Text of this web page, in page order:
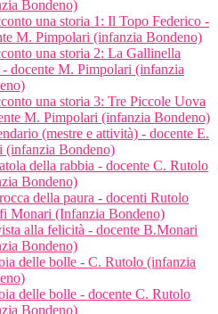
Bondeno)
una storia 1: Il Topo Federico -
M. Pimpolari (infanzia Bondeno)
una storia 2: La Gallinella
- docente M. Pimpolari (infanzia
una storia 3: Tre Piccole Uova
M. Pimpolari (infanzia Bondeno)
(mestre e attività) - docente E.
(infanzia Bondeno)
della rabbia - docente C. Rutolo
Bondeno)
della paura - docenti Rutolo
Monari (Infanzia Bondeno)
alla felicità - docente B.Monari
Bondeno)
delle bolle - C. Rutolo (infanzia
delle bolle - docente C. Rutolo
Bondeno)